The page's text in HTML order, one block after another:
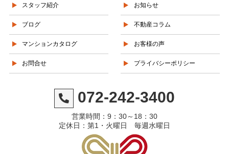
スタッフ紹介 お知らせ
ブログ 不動産コラム
マンションカタログ お客様の声
お問合せ プライバシーポリシー
072-242-3400
営業時間：9：30～18：30
定休日：第1・火曜日 毎週水曜日